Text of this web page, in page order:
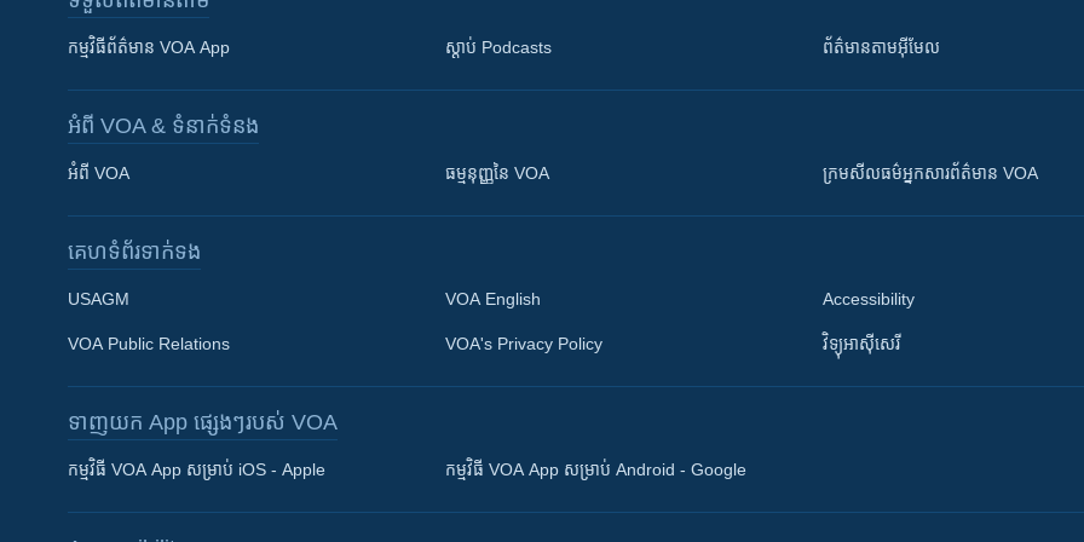
Khmer English
កម្មវិធី​ព័ត៌មាន VOA App ស្តាប់ Podcasts ព័ត៌មាន​តាម​អ៊ីមែល
អំពី​ VOA & ទំនាក់ទំនង
អំពី​ VOA ធម្មនុញ្ញ​នៃ VOA ក្រម​​​សីលធម៌​​​អ្នក​​​សារព័ត៌មាន VOA
គេហទំព័រ​​ទាក់ទង
USAGM
VOA Public Relations
VOA English
VOA's Privacy Policy
Accessibility
វិទ្យុ​អាស៊ី​សេរី
ទាញយក​ App ផ្សេងៗ​របស់​ VOA
កម្មវិធី​ VOA App សម្រាប់ iOS - Apple កម្មវិធី​ VOA App សម្រាប់ Android - Google